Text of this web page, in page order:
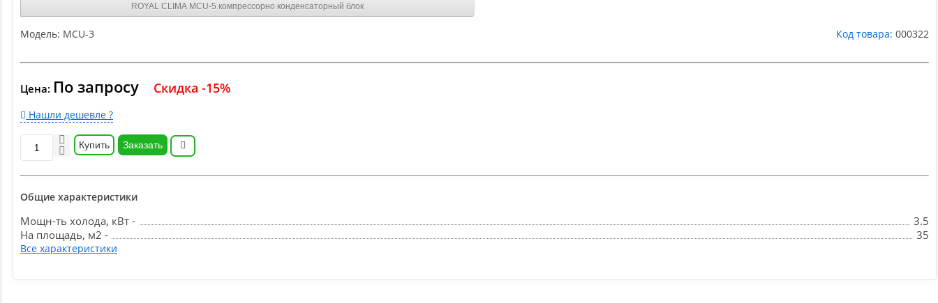
ROYAL CLIMA MCU-5 компрессорно конденсаторный блок
Модель: MCU-3 Код товара: 000322
Цена: По запросу Скидка -15%
Нашли дешевле ?
Купить Заказать
Общие характеристики
Мощн-ть холода, кВт -
3.5
На площадь, м2 -
35
Все характеристики